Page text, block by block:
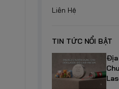
Liên Hệ
TIN TỨC NỔI BẬT
Địa